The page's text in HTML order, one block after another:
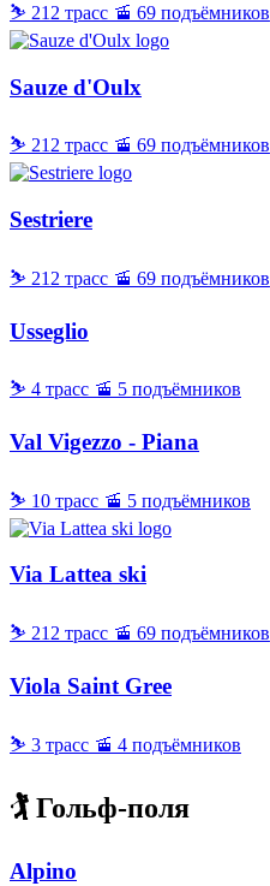
⛷ 212 трасс 🚡 69 подъёмников
Sauze d'Oulx
⛷ 212 трасс 🚡 69 подъёмников
Sestriere
⛷ 212 трасс 🚡 69 подъёмников
Usseglio
⛷ 4 трасс 🚡 5 подъёмников
Val Vigezzo - Piana
⛷ 10 трасс 🚡 5 подъёмников
Via Lattea ski
⛷ 212 трасс 🚡 69 подъёмников
Viola Saint Gree
⛷ 3 трасс 🚡 4 подъёмников
🏌️ Гольф-поля
Alpino